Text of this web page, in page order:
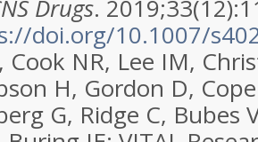
Drugs.
doi.org/10.1007/
Cook NR, Lee IM,
H, Gordon D,
G, Ridge C, Bubes